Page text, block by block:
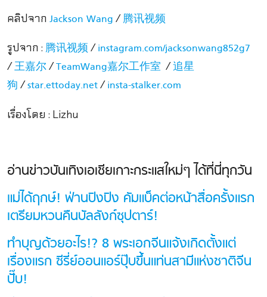
คลิปจาก Jackson Wang /腾讯视频
รูปจาก : 腾讯视频/instagram.com/jacksonwang852g7
/王嘉尔/TeamWang嘉尔工作室 /追星
狗 /star.ettoday.net/insta-stalker.com
เรื่องโดย : Lizhu
อ่านข่าวบันเทิงเอเชียเกาะกระแสใหม่ๆ ได้ที่นี่ทุกวัน
แม่ได้ฤกษ์! ฟ่านปิงปิง คัมแบ็คต่อหน้าสื่อครั้งแรก
เตรียมหวนคืนบัลลังก์ซุปตาร์!
ทำบุญด้วยอะไร!? 8 พระเอกจีนแจ้งเกิดตั้งแต่
เรื่องแรก ซีรี่ย์ออนแอร์ปุ๊บขึ้นแท่นสามีแห่งชาติจีน
ปั๊บ!